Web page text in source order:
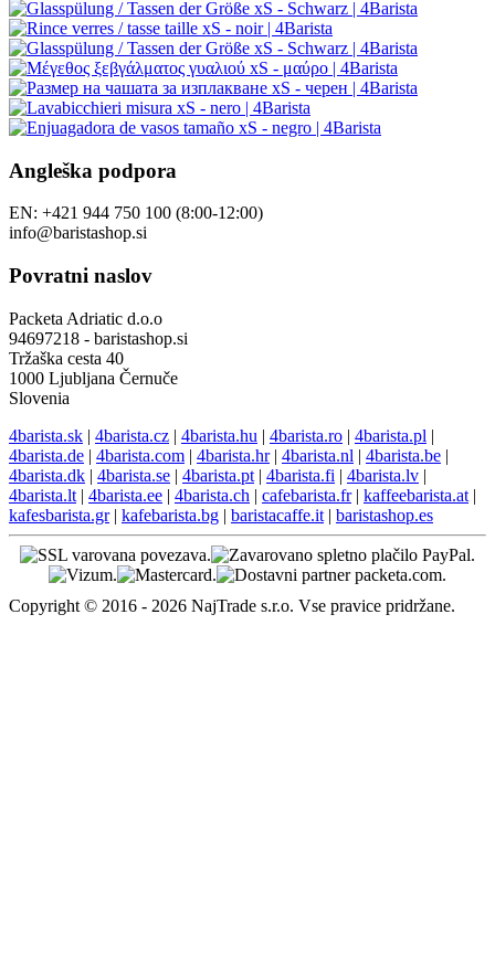
Angleška podpora
EN: +421 944 750 100 (8:00-12:00)
info@baristashop.si
Povratni naslov
Packeta Adriatic d.o.o
94697218 - baristashop.si
Tržaška cesta 40
1000 Ljubljana Černuče
Slovenia
4barista.sk | 4barista.cz | 4barista.hu | 4barista.ro | 4barista.pl |
4barista.de | 4barista.com | 4barista.hr| 4barista.nl | 4barista.be |
4barista.dk | 4barista.se | 4barista.pt | 4barista.fi | 4barista.lv |
4barista.lt | 4barista.ee | 4barista.ch | cafebarista.fr| kaffeebarista.at |
kafesbarista.gr| kafebarista.bg | baristacaffe.it | baristashop.es
Copyright © 2016 - 2026 NajTrade s.r.o. Vse pravice pridržane.